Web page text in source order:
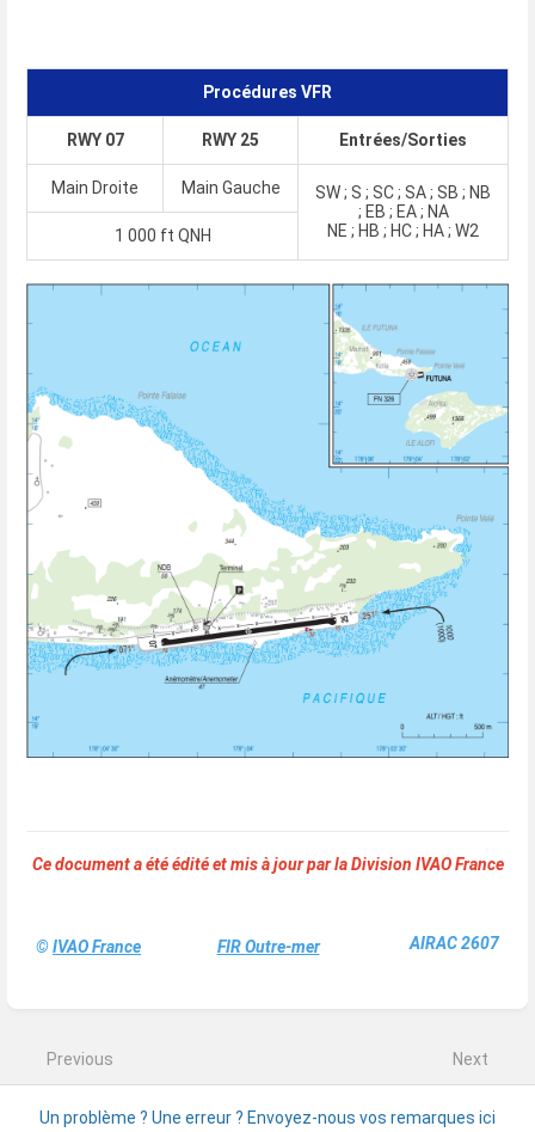
Procédures VFR
RWY 07 RWY 25 Entrées/Sorties
Main Droite Main Gauche
SW ; S ; SC ; SA ; SB ; NB
; EB ; EA ; NA
NE ; HB ; HC ; HA ; W2
1 000 ft QNH
Ce document a été édité et mis à jour par la Division IVAO France
© IVAO France FIR Outre-mer AIRAC 2607
mode
Previous Next
Un problème ? Une erreur ? Envoyez-nous vos remarques ici